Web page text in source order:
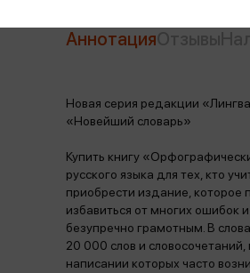
Аннотация
Новая серия редакции
«Новейший словарь»
Купить книгу
русского языка для тех, кто
приобрести издание, которое
избавиться от многих ошибок и
безупречно грамотным. В
20 000 слов и словосочетаний,
написании которых часто